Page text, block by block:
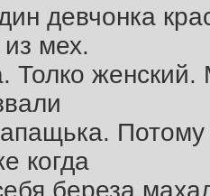
девчонка
мех.
Толко
Потому
когда